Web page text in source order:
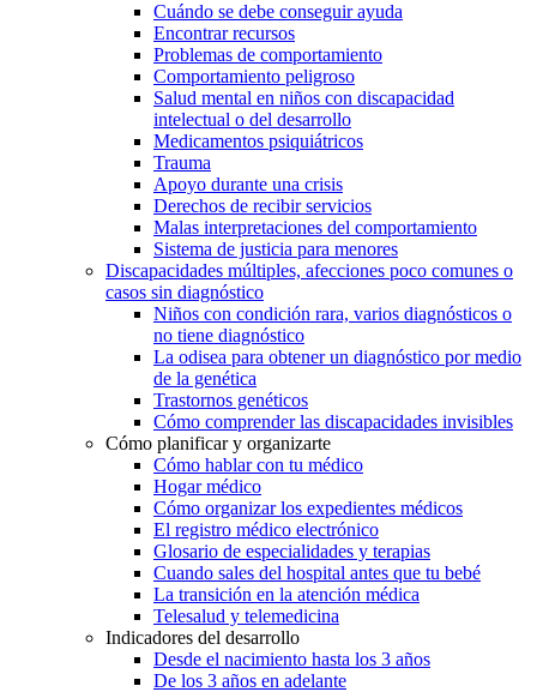
Cuándo se debe conseguir ayuda
Encontrar recursos
Problemas de comportamiento
Comportamiento peligroso
Salud mental en niños con discapacidad
intelectual o del desarrollo
Medicamentos psiquiátricos
Trauma
Apoyo durante una crisis
Derechos de recibir servicios
Malas interpretaciones del comportamiento
Sistema de justicia para menores
Discapacidades múltiples, afecciones poco comunes o
casos sin diagnóstico
Niños con condición rara, varios diagnósticos o
no tiene diagnóstico
La odisea para obtener un diagnóstico por medio
de la genética
Trastornos genéticos
Cómo comprender las discapacidades invisibles
Cómo planificar y organizarte
Cómo hablar con tu médico
Hogar médico
Cómo organizar los expedientes médicos
El registro médico electrónico
Glosario de especialidades y terapias
Cuando sales del hospital antes que tu bebé
La transición en la atención médica
Telesalud y telemedicina
Indicadores del desarrollo
Desde el nacimiento hasta los 3 años
De los 3 años en adelante